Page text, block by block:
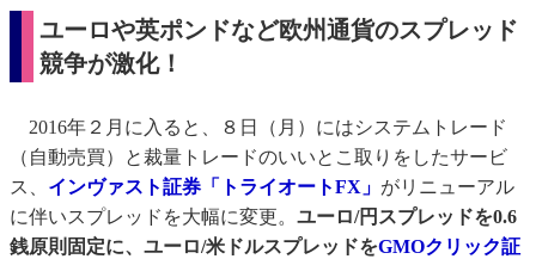
ユーロや英ポンドなど欧州通貨のスプレッド
競争が激化！
2016年２月に入ると、８日（月）にはシステムトレード
（自動売買）と裁量トレードのいいとこ取りをしたサービ
ス、 インヴァスト証券「トライオートFX」 がリニューアル
に伴いスプレッドを大幅に変更。 ユーロ/円スプレッドを0.6
銭原則固定に、ユーロ/米ドルスプレッドをGMOクリック証